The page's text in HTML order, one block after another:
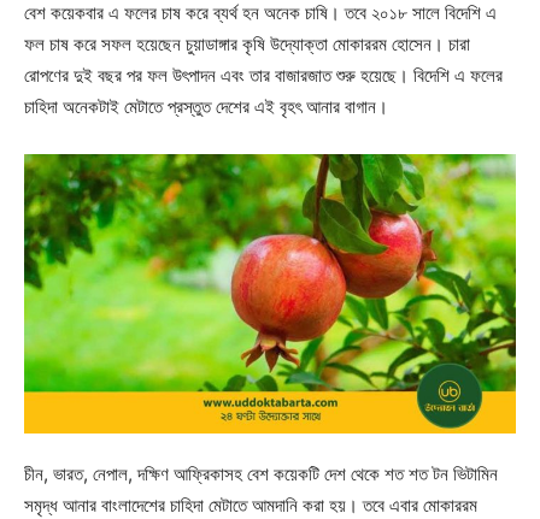
বেশ কয়েকবার এ ফলের চাষ করে ব্যর্থ হন অনেক চাষি। তবে ২০১৮ সালে বিদেশি এ
ফল চাষ করে সফল হয়েছেন চুয়াডাঙ্গার কৃষি উদ্যোক্তা মোকাররম হোসেন। চারা
রোপণের দুই বছর পর ফল উৎপাদন এবং তার বাজারজাত শুরু হয়েছে। বিদেশি এ ফলের
চাহিদা অনেকটাই মেটাতে প্রস্তুত দেশের এই বৃহৎ আনার বাগান।
চীন, ভারত, নেপাল, দক্ষিণ আফ্রিকাসহ বেশ কয়েকটি দেশ থেকে শত শত টন ভিটামিন
সমৃদ্ধ আনার বাংলাদেশের চাহিদা মেটাতে আমদানি করা হয়। তবে এবার মোকাররম